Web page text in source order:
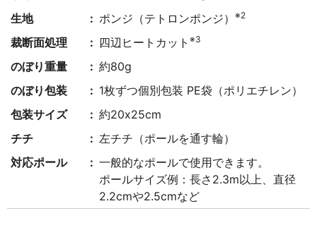
生地
ポンジ（テトロンポンジ）※2
裁断面処理 四辺ヒートカット※3
のぼり重量
約80g
のぼり包装
1枚ずつ個別包装 PE袋（ポリエチレン）
包装サイズ
約20x25cm
チチ
左チチ（ポールを通す輪）
対応ポール
一般的なポールで使用できます。
ポールサイズ例：長さ2.3m以上、直径
2.2cmや2.5cmなど